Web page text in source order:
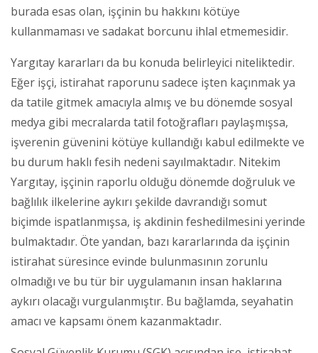
burada esas olan, işçinin bu hakkını kötüye
kullanmaması ve sadakat borcunu ihlal etmemesidir.
Yargıtay kararları da bu konuda belirleyici niteliktedir.
Eğer işçi, istirahat raporunu sadece işten kaçınmak ya
da tatile gitmek amacıyla almış ve bu dönemde sosyal
medya gibi mecralarda tatil fotoğrafları paylaşmışsa,
işverenin güvenini kötüye kullandığı kabul edilmekte ve
bu durum haklı fesih nedeni sayılmaktadır. Nitekim
Yargıtay, işçinin raporlu olduğu dönemde doğruluk ve
bağlılık ilkelerine aykırı şekilde davrandığı somut
biçimde ispatlanmışsa, iş akdinin feshedilmesini yerinde
bulmaktadır. Öte yandan, bazı kararlarında da işçinin
istirahat süresince evinde bulunmasının zorunlu
olmadığı ve bu tür bir uygulamanın insan haklarına
aykırı olacağı vurgulanmıştır. Bu bağlamda, seyahatin
amacı ve kapsamı önem kazanmaktadır.